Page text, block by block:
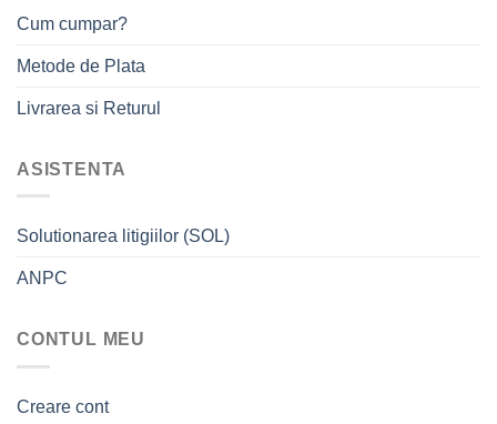
Cum cumpar?
Metode de Plata
Livrarea si Returul
ASISTENTA
Solutionarea litigiilor (SOL)
ANPC
CONTUL MEU
Creare cont